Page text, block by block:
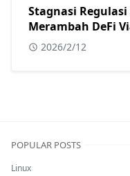
Stagnasi
Merambah DeFi
2026/2/12
POPULAR POSTS
Linux